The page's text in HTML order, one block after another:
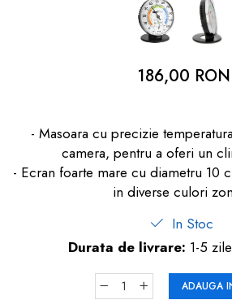
Produse îngrijire copii
186,00 RON
- Masoara cu precizie
camera, pentru a oferi un
- Ecran foarte mare cu diametru 10
in diverse culori
In Stoc
Durata de livrare: 1-5
ADAUGA